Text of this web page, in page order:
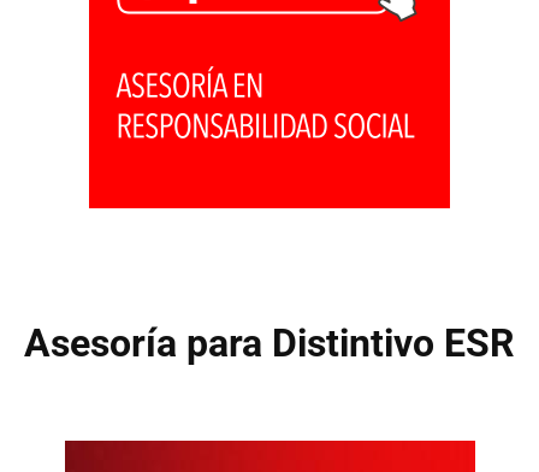
Asesoría para Distintivo ESR